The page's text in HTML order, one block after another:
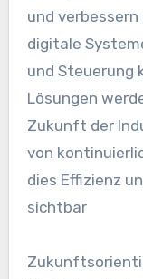
und
digitale
und Steuerung
Lösungen
Zukunft der
von
dies Effizienz
sichtbar